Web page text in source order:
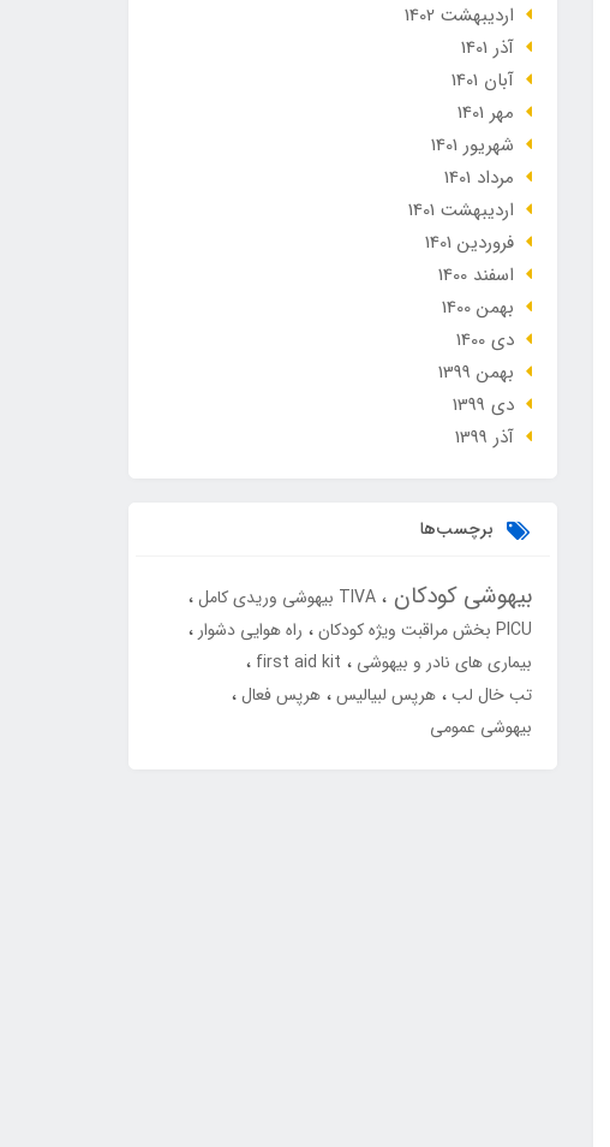
ارديبهشت 1402
آذر 1401
آبان 1401
مهر 1401
شهریور 1401
مرداد 1401
ارديبهشت 1401
فروردین 1401
اسفند 1400
بهمن 1400
دی 1400
بهمن 1399
دی 1399
آذر 1399
برچسب‌ها
بیهوشی کودکان TIVA بیهوشی وریدی کامل
PICU بخش مراقبت ویژه کودکان
راه هوایی دشوار
بیماری های نادر و بیهوشی first aid kit
تب خال لب هرپس لبیالیس هرپس فعال
بیهوشی عمومی